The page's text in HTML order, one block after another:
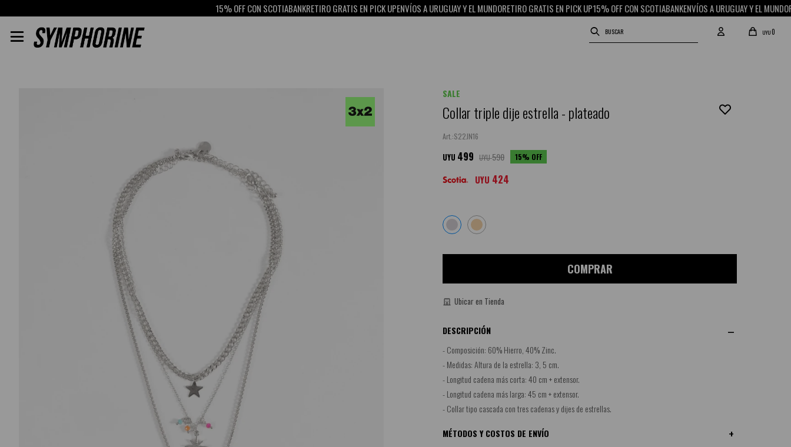
15% OFF CON SCOTIABANKRETIRO GRATIS EN PICK UPENVÍOS A URUGUAY Y EL MUNDORETIRO GRATIS EN PICK UP15% OFF CON SCOTIABANKENVÍOS A URUGUAY Y EL MUNDO
UYU0

SALE
Collar triple dije estrella - plateado
S22JN16
UYU 499 UYU590 15
UYU 424
COMPRAR
Ubicar en Tienda
DESCRIPCIÓN
- Composición: 60% Hierro, 40% Zinc.
- Medidas: Altura de la estrella: 3, 5 cm.
- Longitud cadena más corta: 40 cm + extensor.
- Longitud cadena más larga: 45 cm + extensor.
- Collar tipo cascada con tres cadenas y dijes de estrellas.
MÉTODOS Y COSTOS DE ENVÍO